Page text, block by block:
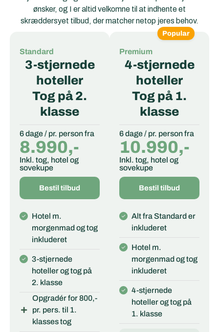
ønsker, og I er altid velkomne til at indhente et
skræddersyet tilbud, der matcher netop jeres behov.
Standard
3-stjernede
hoteller
Tog på 2.
klasse
6 dage / pr. person fra
8.990,-
Inkl. tog, hotel og
sovekupe
Bestil tilbud
Hotel m.
morgenmad og tog
inkluderet
3-stjernede
hoteller og tog på
2. klasse
Opgradér for 800,-
pr. pers. til 1.
klasses tog
Premium
4-stjernede
hoteller
Tog på 1.
klasse
6 dage / pr. person fra
10.990,-
Inkl. tog, hotel og
sovekupe
Bestil tilbud
Alt fra Standard er
inkluderet
Hotel m.
morgenmad og tog
inkluderet
4-stjernede
hoteller og tog på
1. klasse
Popular